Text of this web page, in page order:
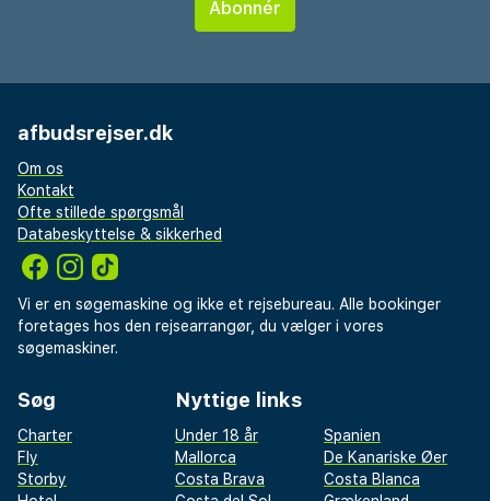
afbudsrejser.dk
Om os
Kontakt
Ofte stillede spørgsmål
Databeskyttelse & sikkerhed
Vi er en søgemaskine og ikke et rejsebureau. Alle bookinger
foretages hos den rejsearrangør, du vælger i vores
søgemaskiner.
Søg
Charter
Fly
Storby
Nyttige links
Under 18 år
Spanien
Mallorca
De Kanariske Øer
Costa Brava
Costa Blanca